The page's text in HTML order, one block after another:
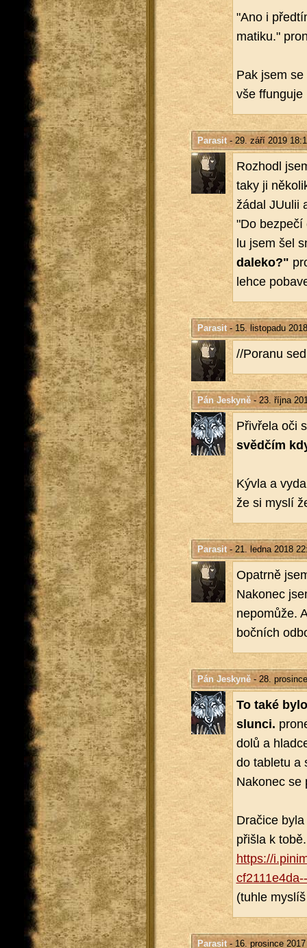
"Ano i
ma­ti­ku."
Pak jsem
vše ffun­gu­je
Parasit- 29. září 2019
Roz­ho­dl
taky ji
žá­dal JU­u­lii
"Do bez­pe­čí
lu jsem šel
da­le­ko?"
lehce
Parasit- 15. listopadu
//Po­ra­nu
Pán Jeskyně- 23. října
Při­vře­la oči
svěd­čím
Kývla a
že si myslí
Parasit- 21. ledna 2018
Opa­tr­ně
Na­ko­nec
ne­po­mů­že.
boč­ních
Pán Jeskyně- 28.
To také
slun­ci.
dolů a
do table­tu a
Na­ko­nec se
Dra­či­ce
při­šla k
https://​
(tuhle
Parasit- 16. prosince 2017